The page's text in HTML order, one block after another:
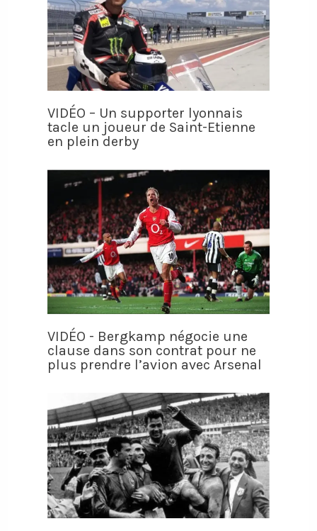
VIDÉO – Un supporter lyonnais
tacle un joueur de Saint-Etienne
en plein derby
VIDÉO - Bergkamp négocie une
clause dans son contrat pour ne
plus prendre l’avion avec Arsenal